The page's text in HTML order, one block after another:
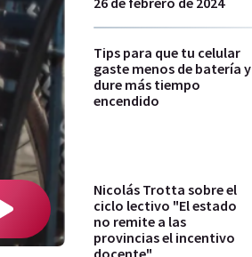
Tips para que tu celular
gaste menos de batería y
dure más tiempo
encendido
Nicolás Trotta sobre el
ciclo lectivo "El estado
no remite a las
provincias el incentivo
docente"